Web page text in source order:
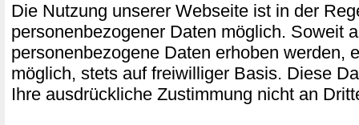
Die Nutzung unserer Webseite ist in der
personenbezogener Daten möglich. Soweit
personenbezogene Daten erhoben werden,
möglich, stets auf freiwilliger Basis. Diese
Ihre ausdrückliche Zustimmung nicht an